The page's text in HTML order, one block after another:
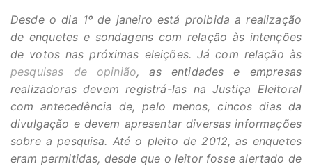
Desde o dia 1º de janeiro está proibida a realização
de enquetes e sondagens com relação às intenções
de votos nas próximas eleições. Já com relação às
pesquisas de opinião, as entidades e empresas
realizadoras devem registrá-las na Justiça Eleitoral
com antecedência de, pelo menos, cincos dias da
divulgação e devem apresentar diversas informações
sobre a pesquisa. Até o pleito de 2012, as enquetes
eram permitidas, desde que o leitor fosse alertado de